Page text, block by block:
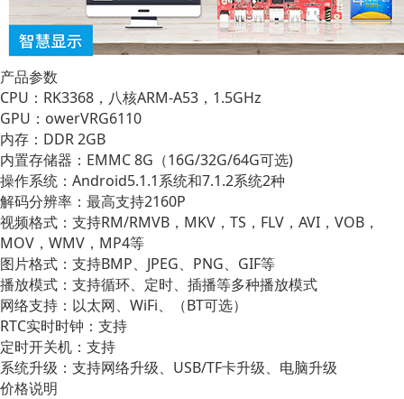
产品参数
CPU：RK3368，八核ARM-A53，1.5GHz
GPU：owerVRG6110
内存：DDR 2GB
内置存储器：EMMC 8G（16G/32G/64G可选)
操作系统：Android5.1.1系统和7.1.2系统2种
解码分辨率：最高支持2160P
视频格式：支持RM/RMVB，MKV，TS，FLV，AVI，VOB，
MOV，WMV，MP4等
图片格式：支持BMP、JPEG、PNG、GIF等
播放模式：支持循环、定时、插播等多种播放模式
网络支持：以太网、WiFi、（BT可选）
RTC实时时钟：支持
定时开关机：支持
系统升级：支持网络升级、USB/TF卡升级、电脑升级
价格说明